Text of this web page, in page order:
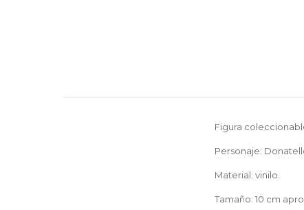
Figura
Personaje:
Material: vinilo.
Tamaño: 10 cm